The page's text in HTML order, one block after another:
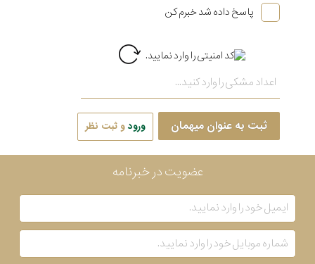
پاسخ داده شد خبرم کن
ثبت به عنوان میهمان ورودو ثبت نظر
عضویت در خبرنامه